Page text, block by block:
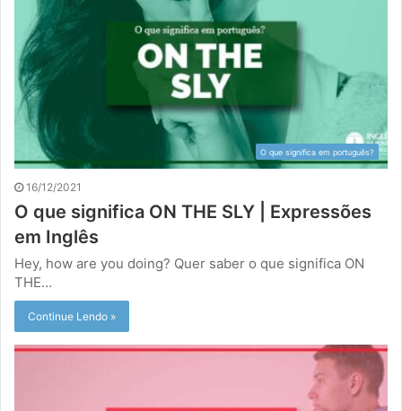
O que significa em português?
16/12/2021
O que significa ON THE SLY | Expressões
em Inglês
Hey, how are you doing? Quer saber o que significa ON
THE…
Continue Lendo »